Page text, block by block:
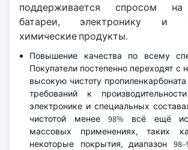
поддерживается спросом
батареи, электронику и
химические продукты.
Повышение качества по всему
Покупатели постепенно переходят с
высокую чистоту
требований к
электронике и специальных
чистотой менее 98% всё ещё
массовых применениях, таких
некоторые покрытия, диапазон